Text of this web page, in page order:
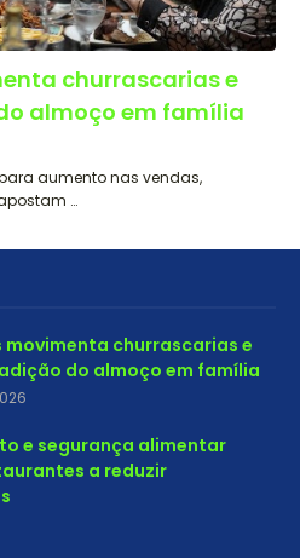
churrascarias e
almoço em família
aumento nas vendas,
…
movimenta churrascarias e
do almoço em família
e segurança alimentar
a reduzir